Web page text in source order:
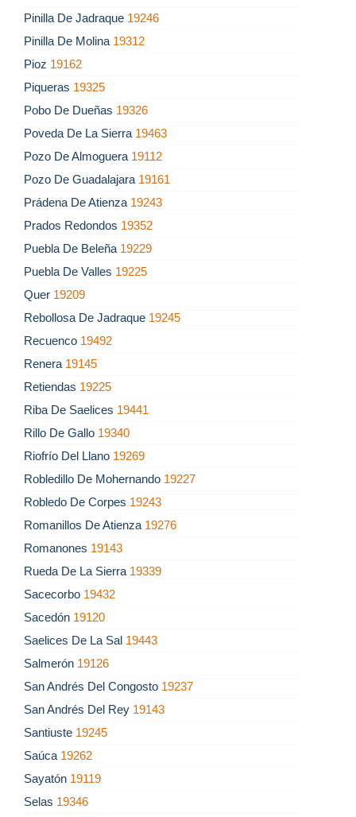
Pinilla De Jadraque 19246
Pinilla De Molina 19312
Pioz 19162
Piqueras 19325
Pobo De Dueñas 19326
Poveda De La Sierra 19463
Pozo De Almoguera 19112
Pozo De Guadalajara 19161
Prádena De Atienza 19243
Prados Redondos 19352
Puebla De Beleña 19229
Puebla De Valles 19225
Quer 19209
Rebollosa De Jadraque 19245
Recuenco 19492
Renera 19145
Retiendas 19225
Riba De Saelices 19441
Rillo De Gallo 19340
Riofrío Del Llano 19269
Robledillo De Mohernando 19227
Robledo De Corpes 19243
Romanillos De Atienza 19276
Romanones 19143
Rueda De La Sierra 19339
Sacecorbo 19432
Sacedón 19120
Saelices De La Sal 19443
Salmerón 19126
San Andrés Del Congosto 19237
San Andrés Del Rey 19143
Santiuste 19245
Saúca 19262
Sayatón 19119
Selas 19346